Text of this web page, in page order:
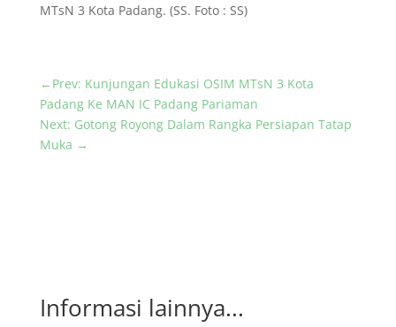
MTsN 3 Kota Padang. (SS. Foto : SS)
← Prev: Kunjungan Edukasi OSIM MTsN 3 Kota
Padang Ke MAN IC Padang Pariaman
Next: Gotong Royong Dalam Rangka Persiapan Tatap
Muka →
Informasi lainnya...